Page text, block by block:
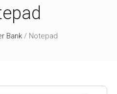
Bank / Notepad